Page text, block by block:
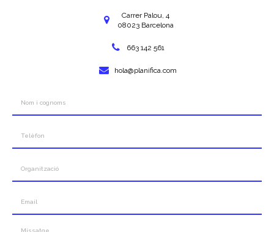
Carrer Palou, 4
08023 Barcelona
663 142 561
hola@planifica.com